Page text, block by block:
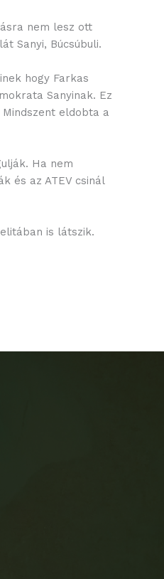
nem lesz ott
Sanyi, Búcsúbuli.
hogy Farkas
Sanyinak. Ez
eldobta a
Ha nem
és az ATEV csinál
is látszik.